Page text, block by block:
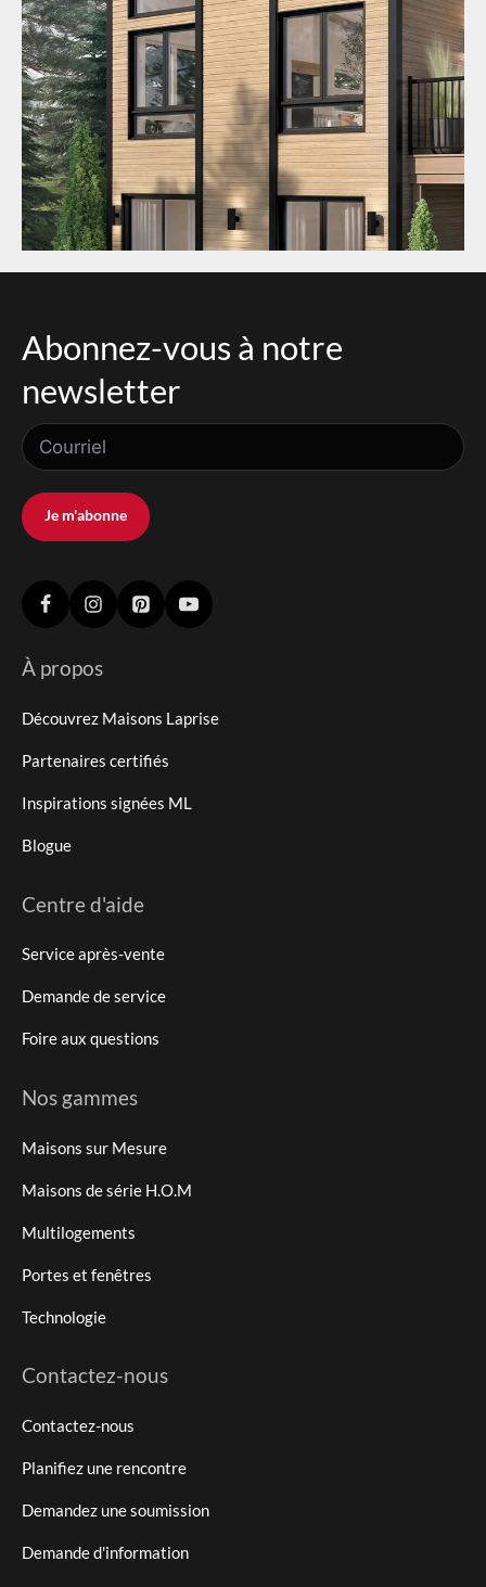
Abonnez-vous à notre
newsletter
Je m'abonne
À propos
Découvrez Maisons Laprise
Partenaires certifiés
Inspirations signées ML
Blogue
Centre d'aide
Service après-vente
Demande de service
Foire aux questions
Nos gammes
Maisons sur Mesure
Maisons de série H.O.M
Multilogements
Portes et fenêtres
Technologie
Contactez-nous
Contactez-nous
Planifiez une rencontre
Demandez une soumission
Demande d'information